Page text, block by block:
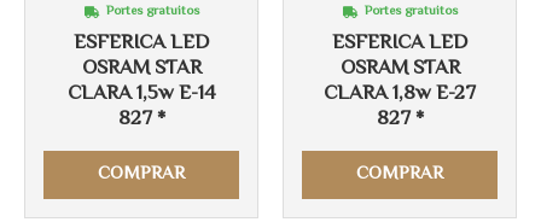
ESFERICA LED
OSRAM STAR
CLARA 1,5w E-14
827 *
Portes gratuitos
COMPRAR
ESFERICA LED
OSRAM STAR
CLARA 1,8w E-27
827 *
Portes gratuitos
COMPRAR